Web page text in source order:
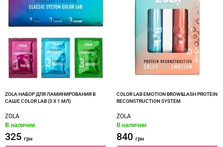
ZOLA НАБОР ДЛЯ ЛАМИНИРОВАНИЯ В
САШЕ COLOR LAB (3 X 1 МЛ)
ZOLA
В наличии
325 грн
COLOR LAB EMOTION BROW&LASH PROTEIN
RECONSTRUCTION SYSTEM
ZOLA
В наличии
840 грн